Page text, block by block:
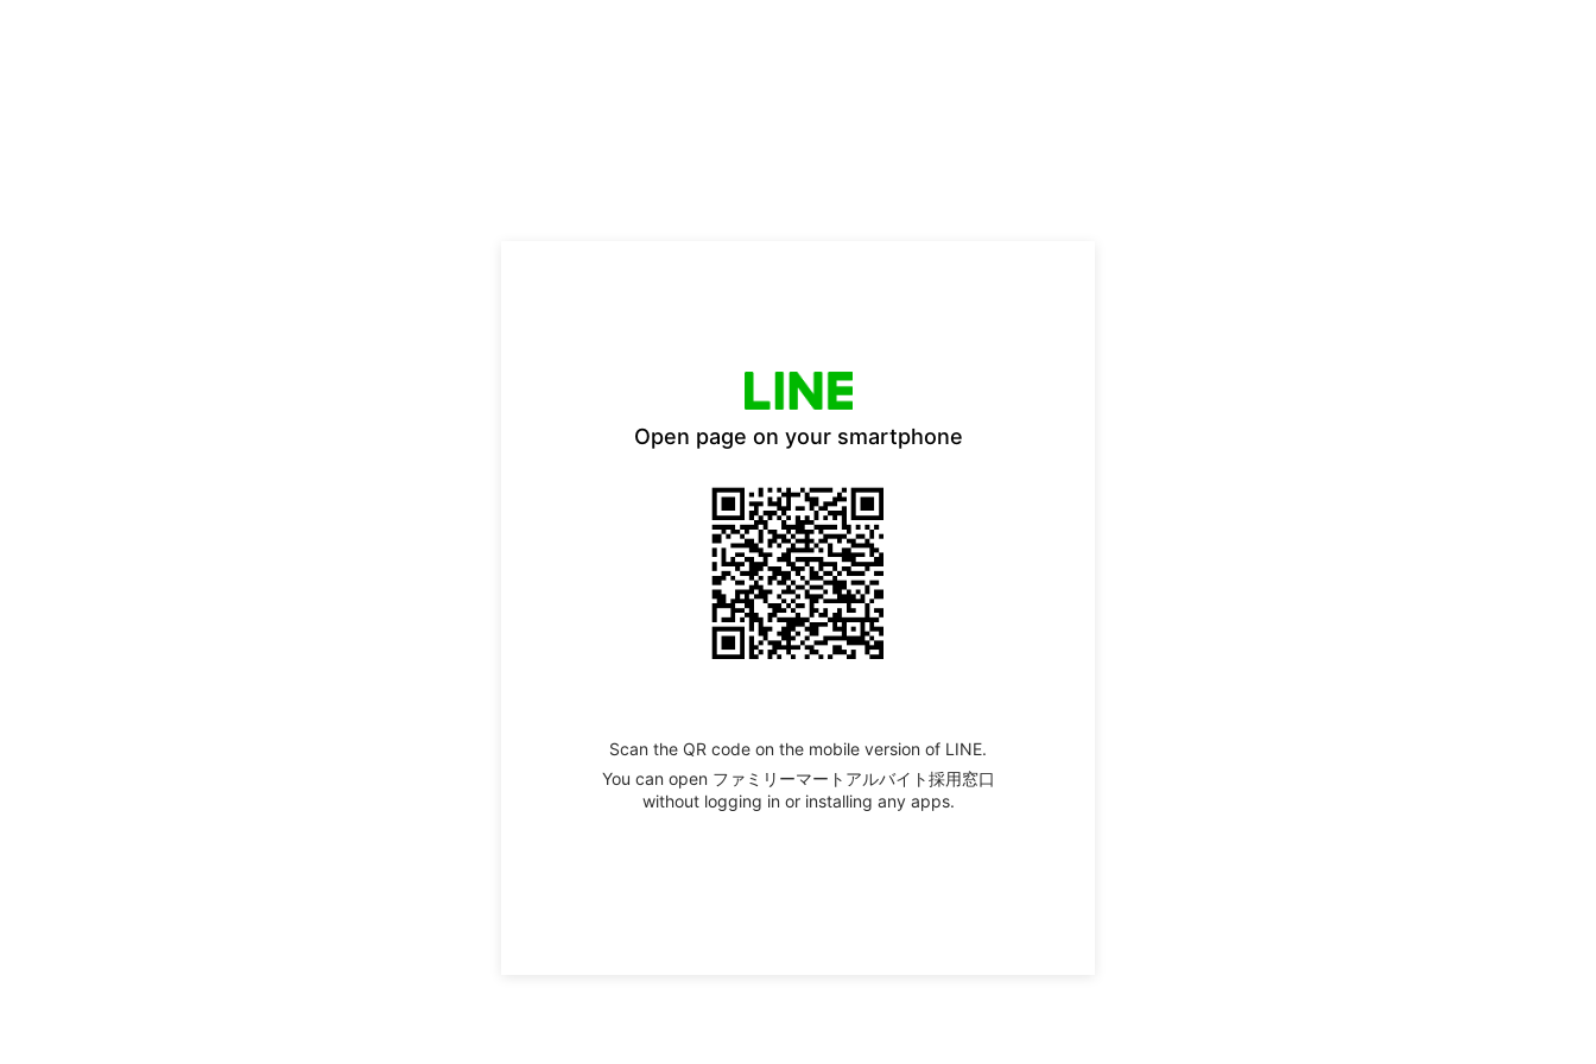
Open page on your smartphone
Scan the QR code on the mobile version of LINE.
You can open ファミリーマートアルバイト採用窓口
without logging in or installing any apps.